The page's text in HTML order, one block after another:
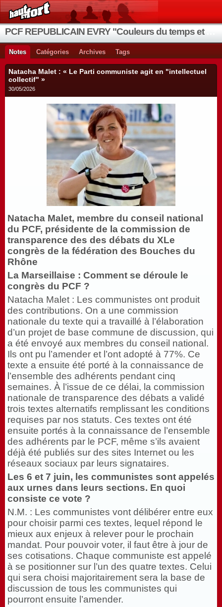
Notes Catégories Archives Tags
Natacha Malet : « Le Parti communiste agit en "intellectuel
collectif" »
30/05/2026
Natacha Malet, membre du conseil national
du PCF, présidente de la commission de
transparence des des débats du XLe
congrès de la fédération des Bouches du
Rhône
La Marseillaise : Comment se déroule le
congrès du PCF ?
Natacha Malet : Les communistes ont produit
des contributions. On a une commission
nationale du texte qui a travaillé à l’élaboration
d’un projet de base commune de discussion, qui
a été envoyé aux membres du conseil national.
Ils ont pu l’amender et l’ont adopté à 77%. Ce
texte a ensuite été porté à la connaissance de
l’ensemble des adhérents pendant cinq
semaines. À l’issue de ce délai, la commission
nationale de transparence des débats a validé
trois textes alternatifs remplissant les conditions
requises par nos statuts. Ces textes ont été
ensuite portés à la connaissance de l’ensemble
des adhérents par le PCF, même s’ils avaient
déjà été publiés sur des sites Internet ou les
réseaux sociaux par leurs signataires.
Les 6 et 7 juin, les communistes sont appelés
aux urnes dans leurs sections. En quoi
consiste ce vote ?
N.M. : Les communistes vont délibérer entre eux
pour choisir parmi ces textes, lequel répond le
mieux aux enjeux à relever pour le prochain
mandat. Pour pouvoir voter, il faut être à jour de
ses cotisations. Chaque communiste est appelé
à se positionner sur l’un des quatre textes. Celui
qui sera choisi majoritairement sera la base de
discussion de tous les communistes qui
pourront ensuite l’amender.